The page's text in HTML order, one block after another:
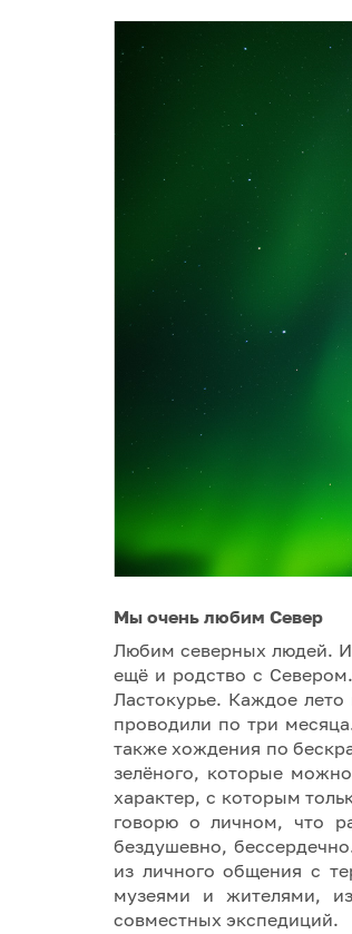
Мы очень любим Север
Любим северных людей.
ещё и родство с
Ластокурье. Каждое
проводили по три
также хождения по
зелёного, которые
характер, с которым
говорю о личном, что
бездушевно,
из личного общения с
музеями и жителями,
совместных экспедиций.